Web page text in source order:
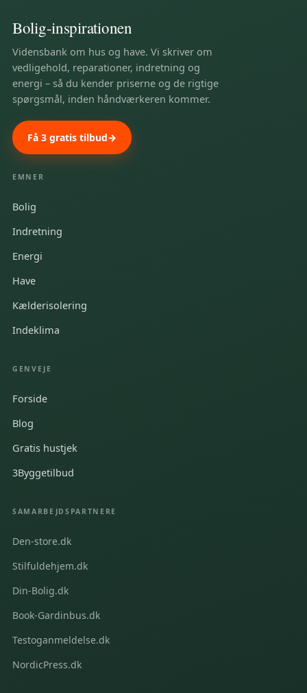
Bolig-inspirationen
Vidensbank om hus og have. Vi skriver om
vedligehold, reparationer, indretning og
energi – så du kender priserne og de rigtige
spørgsmål, inden håndværkeren kommer.
Få 3 gratis tilbud
EMNER
Bolig
Indretning
Energi
Have
Kælderisolering
Indeklima
GENVEJE
Forside
Blog
Gratis hustjek
3Byggetilbud
SAMARBEJDSPARTNERE
Den-store.dk
Stilfuldehjem.dk
Din-Bolig.dk
Book-Gardinbus.dk
Testoganmeldelse.dk
NordicPress.dk